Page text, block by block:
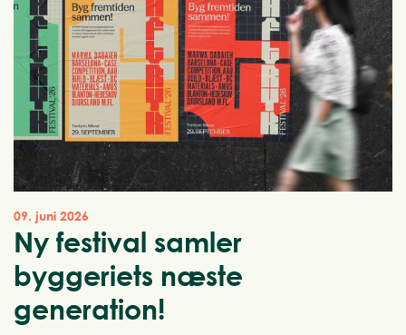
09. juni 2026
Ny festival samler
byggeriets næste
generation!